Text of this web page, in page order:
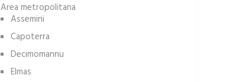
Area metropolitana
Assemini
Capoterra
Decimomannu
Elmas